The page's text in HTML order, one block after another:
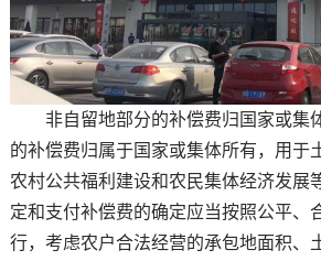
非自留地部分的补偿费归国家或集
的补偿费归属于国家或集体所有，用于
农村公共福利建设和农民集体经济发展
定和支付补偿费的确定应当按照公平、
行，考虑农户合法经营的承包地面积、